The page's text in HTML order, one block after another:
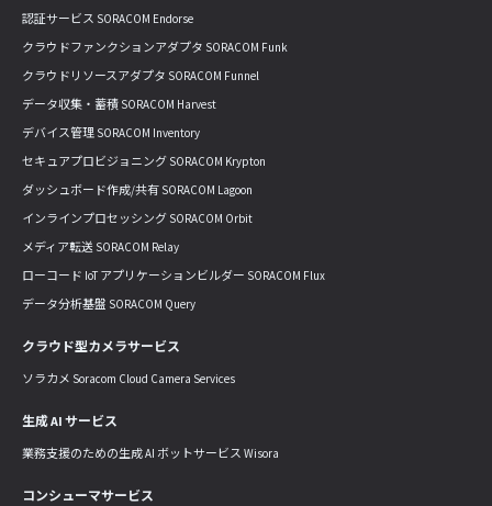
認証サービス SORACOM Endorse
クラウドファンクションアダプタ SORACOM Funk
クラウドリソースアダプタ SORACOM Funnel
データ収集・蓄積 SORACOM Harvest
デバイス管理 SORACOM Inventory
セキュアプロビジョニング SORACOM Krypton
ダッシュボード作成/共有 SORACOM Lagoon
インラインプロセッシング SORACOM Orbit
メディア転送 SORACOM Relay
ローコード IoT アプリケーションビルダー SORACOM Flux
データ分析基盤 SORACOM Query
クラウド型カメラサービス
ソラカメ Soracom Cloud Camera Services
生成 AI サービス
業務支援のための生成 AI ボットサービス Wisora
コンシューマサービス